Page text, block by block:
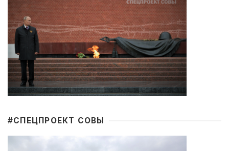
#CПЕЦПРОЕКТ СОВЫ